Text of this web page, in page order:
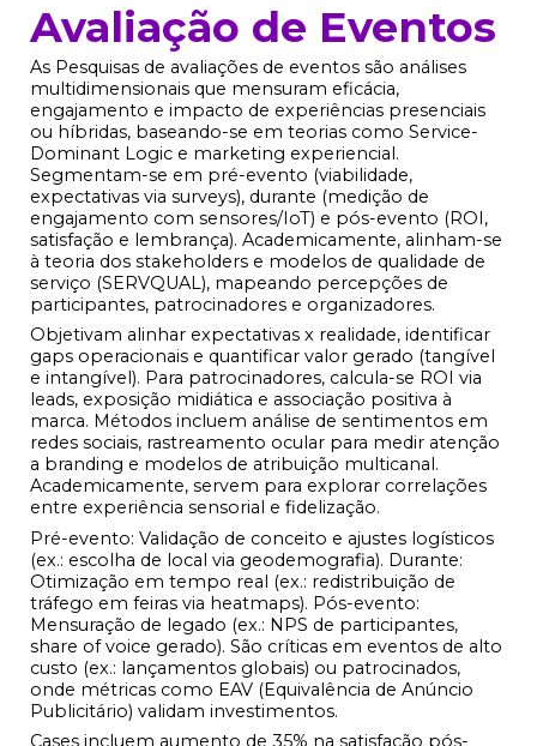
Avaliação de Eventos
As Pesquisas de avaliações de eventos são análises
multidimensionais que mensuram eficácia,
engajamento e impacto de experiências presenciais
ou híbridas, baseando-se em teorias como Service-
Dominant Logic e marketing experiencial.
Segmentam-se em pré-evento (viabilidade,
expectativas via surveys), durante (medição de
engajamento com sensores/IoT) e pós-evento (ROI,
satisfação e lembrança). Academicamente, alinham-se
à teoria dos stakeholders e modelos de qualidade de
serviço (SERVQUAL), mapeando percepções de
participantes, patrocinadores e organizadores.
Objetivam alinhar expectativas x realidade, identificar
gaps operacionais e quantificar valor gerado (tangível
e intangível). Para patrocinadores, calcula-se ROI via
leads, exposição midiática e associação positiva à
marca. Métodos incluem análise de sentimentos em
redes sociais, rastreamento ocular para medir atenção
a branding e modelos de atribuição multicanal.
Academicamente, servem para explorar correlações
entre experiência sensorial e fidelização.
Pré-evento: Validação de conceito e ajustes logísticos
(ex.: escolha de local via geodemografia). Durante:
Otimização em tempo real (ex.: redistribuição de
tráfego em feiras via heatmaps). Pós-evento:
Mensuração de legado (ex.: NPS de participantes,
share of voice gerado). São críticas em eventos de alto
custo (ex.: lançamentos globais) ou patrocinados,
onde métricas como EAV (Equivalência de Anúncio
Publicitário) validam investimentos.
Cases incluem aumento de 35% na satisfação pós-